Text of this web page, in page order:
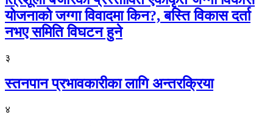
योजनाको जग्गा विवादमा किन?, बस्ति विकास दर्ता
नभए समिति विघटन हुने
३
स्तनपान प्रभावकारीका लागि अन्तरक्रिया
४